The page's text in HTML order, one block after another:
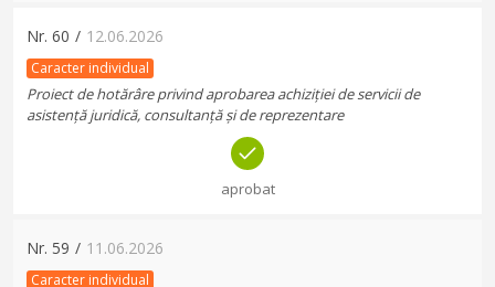
Nr. 60 / 12.06.2026
Caracter individual
Proiect de hotărâre privind aprobarea achiziției de servicii de
asistență juridică, consultanță și de reprezentare
aprobat
Nr. 59 / 11.06.2026
Caracter individual